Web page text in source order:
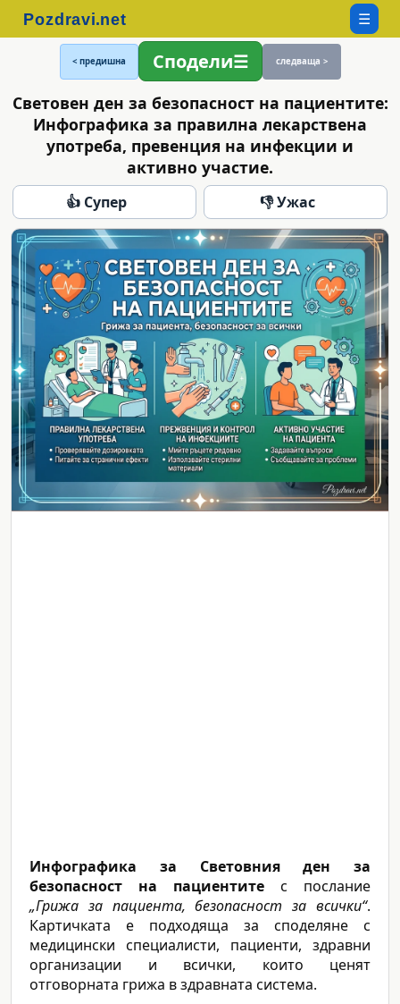
☰
< предишна Сподели следваща >
Световен ден за безопасност на пациентите:
Инфографика за правилна лекарствена
употреба, превенция на инфекции и
активно участие.
👍 Супер 👎 Ужас
Инфографика за Световния ден за
безопасност на пациентите с послание
„Грижа за пациента, безопасност за всички“.
Картичката е подходяща за споделяне с
медицински специалисти, пациенти, здравни
организации и всички, които ценят
отговорната грижа в здравната система.